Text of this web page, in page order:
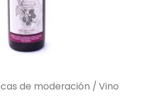
de moderación / Vino